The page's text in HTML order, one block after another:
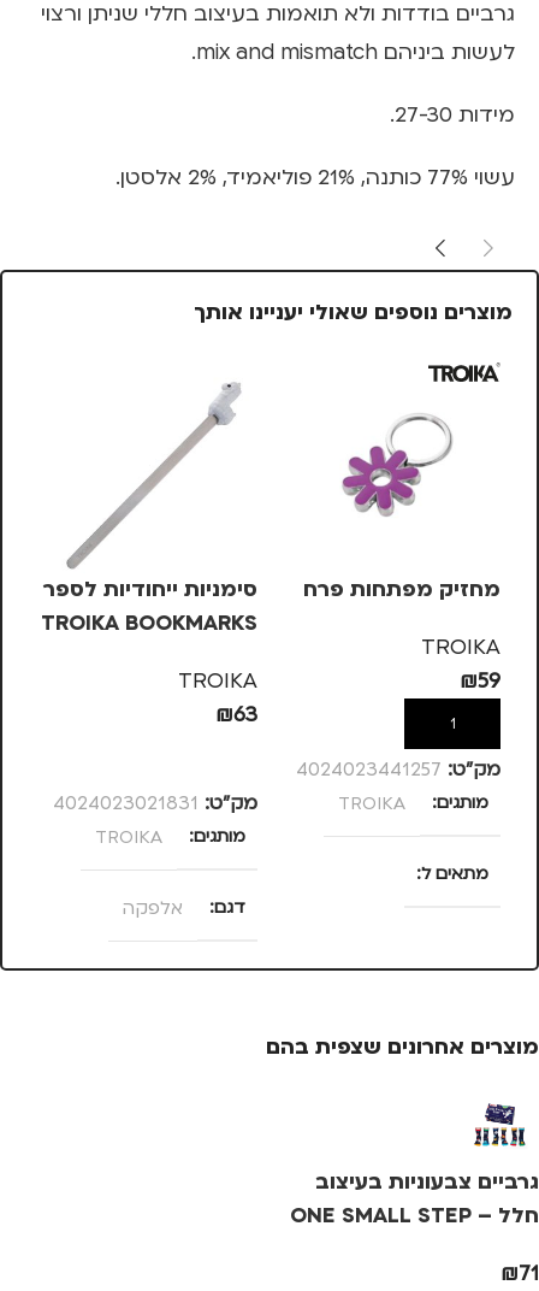
גרביים בודדות ולא תואמות בעיצוב חללי שניתן ורצוי
לעשות ביניהם mix and mismatch.
מידות 27-30.
עשוי 77% כותנה, 21% פוליאמיד, 2% אלסטן.
מוצרים נוספים שאולי יעניינו אותך
מחזיק מפתחות פרח
TROIKA
₪59
הוספה לסל
מק”ט: 4024023441257
מותגים TROIKA
מתאים ל
סימניות ייחודיות לספר
TROIKA BOOKMARKS
TROIKA
₪63
מק”ט: 4024023021831
מותגים TROIKA
דגם אלפקה
מוצרים אחרונים שצפית בהם
גרביים צבעוניות בעיצוב
חלל – ONE SMALL STEP
₪71